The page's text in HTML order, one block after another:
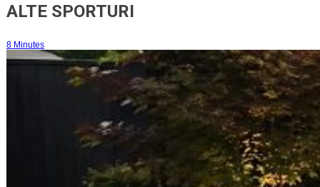
ALTE SPORTURI
8 Minutes